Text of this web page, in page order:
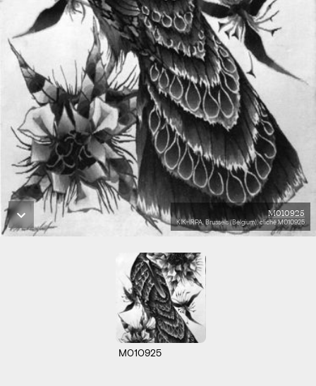
M010925
KIK-IRPA, Brussels (Belgium), cliché M010925
M010925